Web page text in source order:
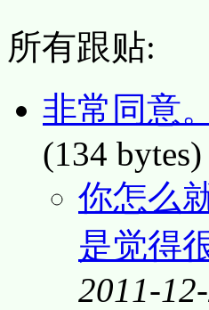
所有跟贴:
非常同意
(134 bytes)
你怎么
是觉得
2011-